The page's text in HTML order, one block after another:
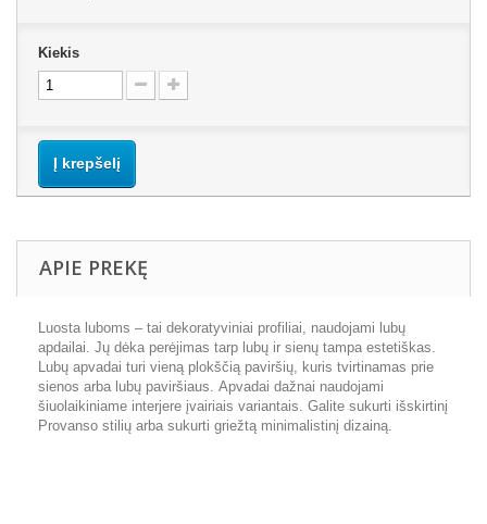
Kiekis
Į krepšelį
APIE PREKĘ
Luosta luboms – tai dekoratyviniai profiliai, naudojami lubų
apdailai. Jų dėka perėjimas tarp lubų ir sienų tampa estetiškas.
Lubų apvadai turi vieną plokščią paviršių, kuris tvirtinamas prie
sienos arba lubų paviršiaus. Apvadai dažnai naudojami
šiuolaikiniame interjere įvairiais variantais. Galite sukurti išskirtinį
Provanso stilių arba sukurti griežtą minimalistinį dizainą.